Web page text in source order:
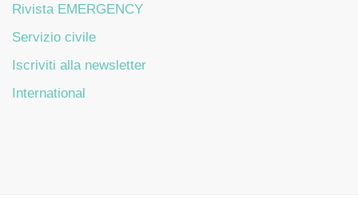
Rivista EMERGENCY
Servizio civile
Iscriviti alla newsletter
International